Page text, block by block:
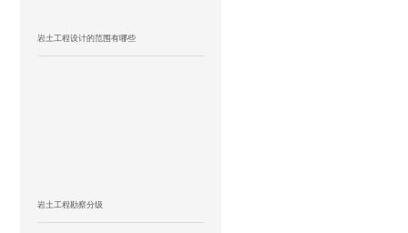
岩土工程设计的范围有哪些
岩土工程勘察分级